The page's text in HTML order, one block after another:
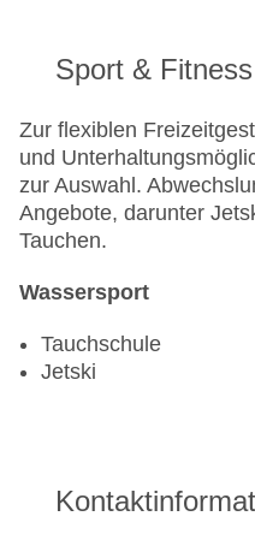
Sport & Fitness
Zur flexiblen
und
zur Auswahl.
Angebote, darunter
Tauchen.
Wassersport
Tauchschule
Jetski